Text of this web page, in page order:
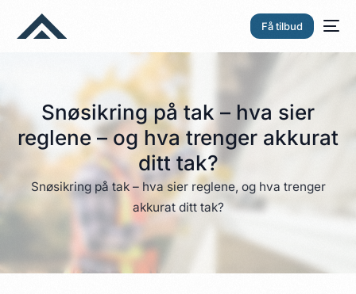
Få tilbud
Snøsikring på tak – hva sier
reglene – og hva trenger akkurat
ditt tak?
Snøsikring på tak – hva sier reglene, og hva trenger
akkurat ditt tak?